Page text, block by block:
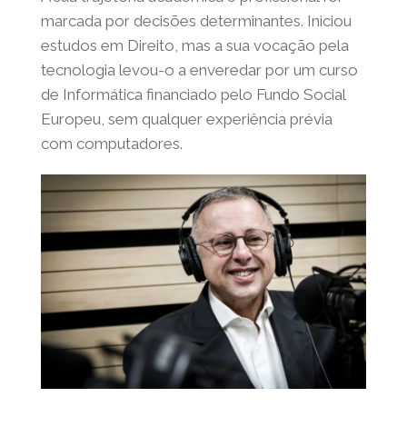
Criativa,Masterstrategy,Seal Angola, Seal
Moze Seal Cabo Verde.
A sua trajetória académica e profissional foi
marcada por decisões determinantes. Iniciou
estudos em Direito, mas a sua vocação pela
tecnologia levou-o a enveredar por um
curso de Informática financiado pelo Fundo
Social Europeu, sem qualquer experiência
prévia com computadores.